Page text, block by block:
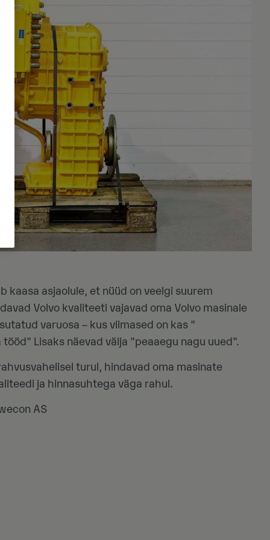
kaasa asjaolule, et nüüd on veelgi suurem
Volvo kvaliteeti vajavad oma Volvo masinale
varuosa – kus viimased on kas "
Lisaks näevad välja "peaaegu nagu uued".
turul, hindavad oma masinate
ja hinnasuhtega väga rahul.
AS